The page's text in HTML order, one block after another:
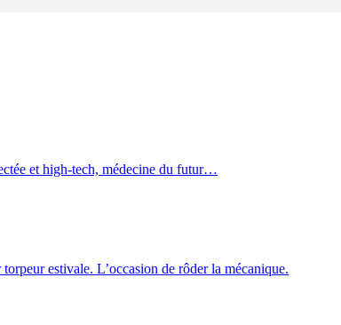
et high-tech, médecine du futur…
estivale. L’occasion de rôder la mécanique.